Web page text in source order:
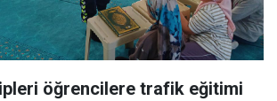
öğrencilere trafik eğitimi